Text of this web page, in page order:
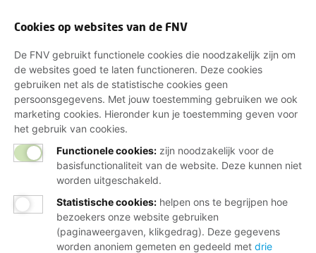
Cookies op websites van de FNV
De FNV gebruikt functionele cookies die noodzakelijk zijn om
de websites goed te laten functioneren. Deze cookies
gebruiken net als de statistische cookies geen
persoonsgegevens. Met jouw toestemming gebruiken we ook
marketing cookies. Hieronder kun je toestemming geven voor
het gebruik van cookies.
Functionele cookies: zijn noodzakelijk voor de
basisfunctionaliteit van de website. Deze kunnen niet
worden uitgeschakeld.
Statistische cookies: helpen ons te begrijpen hoe
bezoekers onze website gebruiken
(paginaweergaven, klikgedrag). Deze gegevens
worden anoniem gemeten en gedeeld met drie